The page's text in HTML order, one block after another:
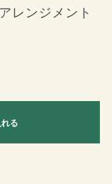
レンジメント
る